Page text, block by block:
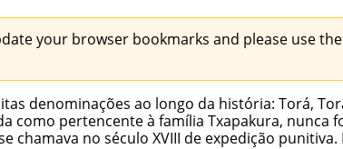
your browser bookmarks and please use
denominações ao longo da história: Torá,
pertencente à família Txapakura, nunca
no século XVIII de expedição